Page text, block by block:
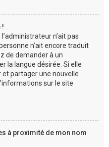
!
n’ait pas
n’ait encore traduit
de demander à un
la langue désirée. Si elle
et partager une nouvelle
sur le site
à proximité de mon nom